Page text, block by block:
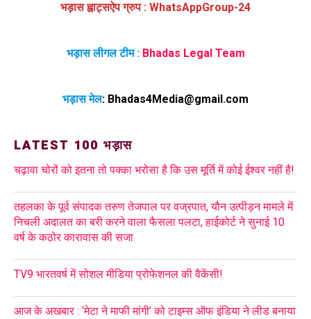
भड़ास ह्वाट्सऐप ग्रुप : WhatsAppGroup-24
भड़ास लीगल टीम : Bhadas Legal Team
भड़ास मेल: Bhadas4Media@gmail.com
LATEST 100 भड़ास
चढ़ावा चोरों को इतना तो पक्का भरोसा है कि उस मूर्ति में कोई ईश्वर नहीं है!
तहलका के पूर्व संपादक तरुण तेजपाल पर वज्रपात, यौन उत्पीड़न मामले में
निचली अदालत का बरी करने वाला फैसला पलटा, हाईकोर्ट ने सुनाई 10
वर्ष के कठोर कारावास की सजा
TV9 भारतवर्ष में सोशल मीडिया प्रोफेशनल की वैकेंसी!
आज के अखबार : ‘मेटा ने माफी मांगी’ को टाइम्स ऑफ इंडिया ने लीड बनाया